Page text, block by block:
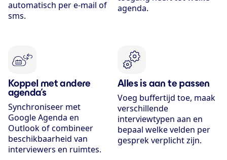
automatisch per e-mail of
sms.
agenda.
Koppel met andere
agenda’s
Synchroniseer met
Google Agenda en
Outlook of combineer
beschikbaarheid van
interviewers en ruimtes.
Alles is aan te passen
Voeg buffertijd toe, maak
verschillende
interviewtypen aan en
bepaal welke velden per
gesprek verplicht zijn.